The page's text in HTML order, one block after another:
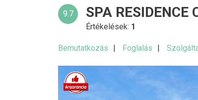
9.7 SPA
Értékelések: 1
Bemutatkozás Foglalás